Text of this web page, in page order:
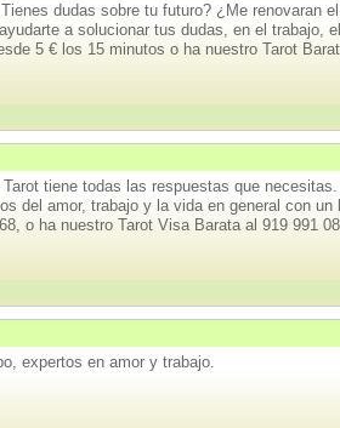
dudas sobre tu futuro? ¿Me renovaran
a solucionar tus dudas, en el trabajo,
5 € los 15 minutos o ha nuestro Tarot
tiene todas las respuestas que
del amor, trabajo y la vida en general con un
o ha nuestro Tarot Visa Barata al 919 991
expertos en amor y trabajo.